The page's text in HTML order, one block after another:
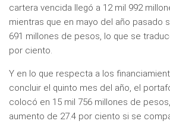
cartera vencida llegó a 12 mil 992
mientras que en mayo del año pasado
691 millones de pesos, lo que se
por ciento.
Y en lo que respecta a los
concluir el quinto mes del año, el
colocó en 15 mil 756 millones de
aumento de 27.4 por ciento si se